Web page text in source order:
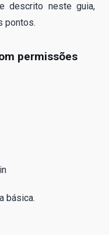
descrito neste guia,
pontos.
permissões
básica.